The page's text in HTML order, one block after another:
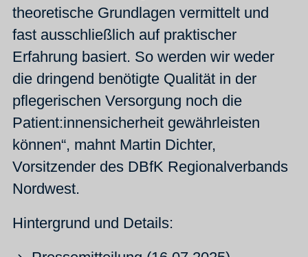
theoretische Grundlagen vermittelt und
fast ausschließlich auf praktischer
Erfahrung basiert. So werden wir weder
die dringend benötigte Qualität in der
pflegerischen Versorgung noch die
Patient:innensicherheit gewährleisten
können“, mahnt Martin Dichter,
Vorsitzender des DBfK Regionalverbands
Nordwest.
Hintergrund und Details: